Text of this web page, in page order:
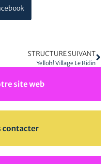
STRUCTURE SUIVANT
Yelloh! Village Le Ridin
site web
contacter